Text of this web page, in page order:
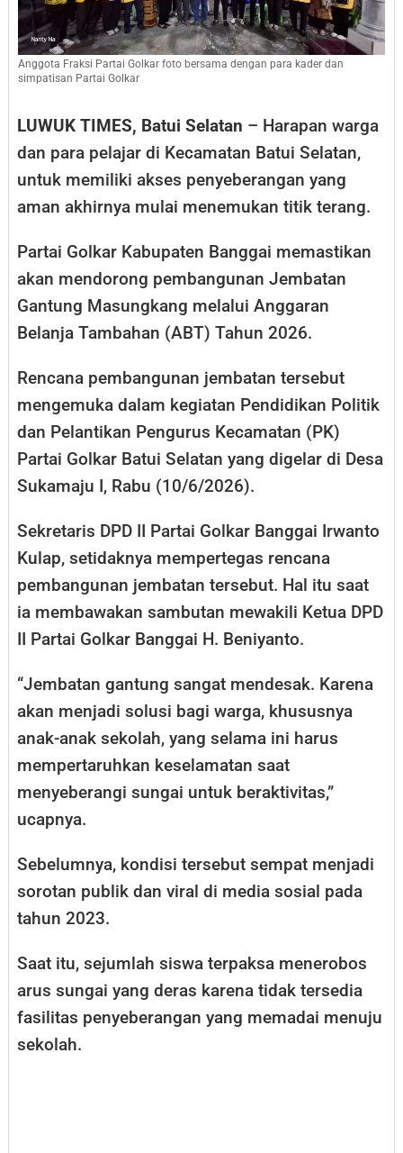
Sungai
ke
Sekolah
Anggota Fraksi Partai Golkar foto bersama dengan para kader dan
simpatisan Partai Golkar
LUWUK TIMES, Batui Selatan – Harapan warga
dan para pelajar di Kecamatan Batui Selatan,
untuk memiliki akses penyeberangan yang
aman akhirnya mulai menemukan titik terang.
Partai Golkar Kabupaten Banggai memastikan
akan mendorong pembangunan Jembatan
Gantung Masungkang melalui Anggaran
Belanja Tambahan (ABT) Tahun 2026.
Rencana pembangunan jembatan tersebut
mengemuka dalam kegiatan Pendidikan Politik
dan Pelantikan Pengurus Kecamatan (PK)
Partai Golkar Batui Selatan yang digelar di Desa
Sukamaju I, Rabu (10/6/2026).
Sekretaris DPD II Partai Golkar Banggai Irwanto
Kulap, setidaknya mempertegas rencana
pembangunan jembatan tersebut. Hal itu saat
ia membawakan sambutan mewakili Ketua DPD
II Partai Golkar Banggai H. Beniyanto.
“Jembatan gantung sangat mendesak. Karena
akan menjadi solusi bagi warga, khususnya
anak-anak sekolah, yang selama ini harus
mempertaruhkan keselamatan saat
menyeberangi sungai untuk beraktivitas,”
ucapnya.
Sebelumnya, kondisi tersebut sempat menjadi
sorotan publik dan viral di media sosial pada
tahun 2023.
Saat itu, sejumlah siswa terpaksa menerobos
arus sungai yang deras karena tidak tersedia
fasilitas penyeberangan yang memadai menuju
sekolah.